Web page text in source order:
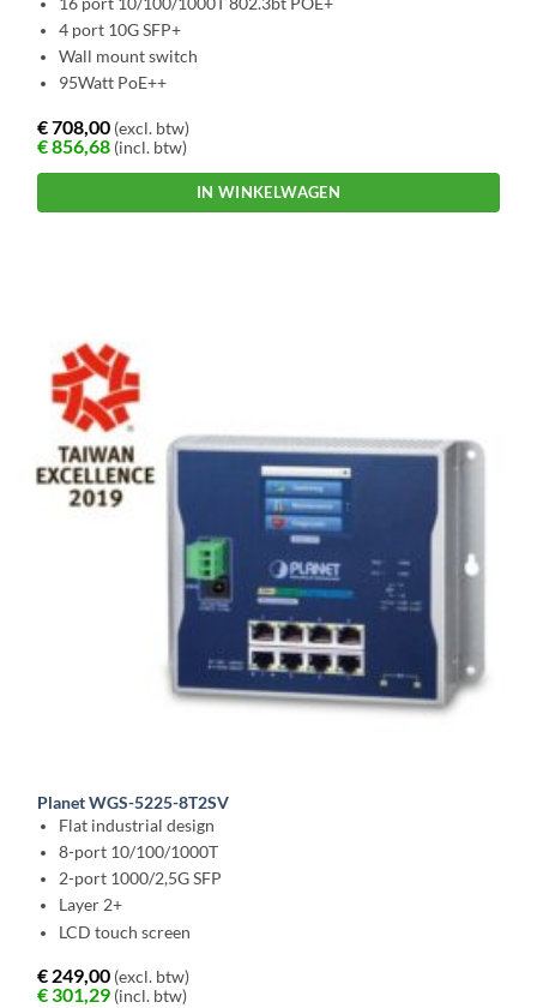
4 port 10G SFP+
Wall mount switch
95Watt PoE++
€708,00 (excl. btw)
€856,68 (incl. btw)
IN WINKELWAGEN
Planet WGS-5225-8T2SV
Flat industrial design
8-port 10/100/1000T
2-port 1000/2,5G SFP
Layer 2+
LCD touch screen
€ 249,00 (excl. btw)
€301,29 (incl. btw)